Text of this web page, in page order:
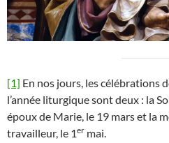
[1] En nos jours, les célébrations
l’année liturgique sont deux : la
époux de Marie, le 19 mars et la
travailleur, le 1er mai.